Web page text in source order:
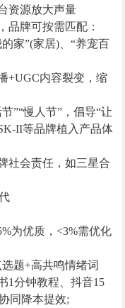
资源放大声量
品牌可按需匹配：
家”(家居)、“养宠百
+UGC内容裂变，缩
”“慢人节”，倡导“让
II等品牌植入产品体
社会责任，如三星合
为优质，<3%需优化
题+高共鸣情绪词
1分钟教程、抖音15
同降本提效;